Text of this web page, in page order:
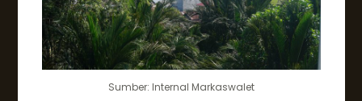
Sumber: Internal Markaswalet